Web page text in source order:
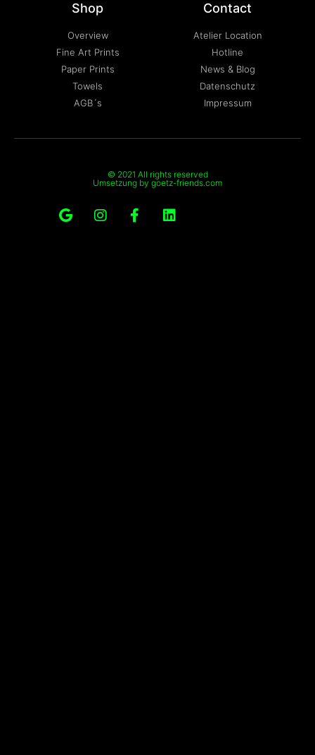
Shop
Overview
Fine Art Prints
Paper Prints
Towels
AGB´s
Contact
Atelier Location
Hotline
News & Blog
Datenschutz
Impressum
© 2021 All rights reserved
Umsetzung by goetz-friends.com